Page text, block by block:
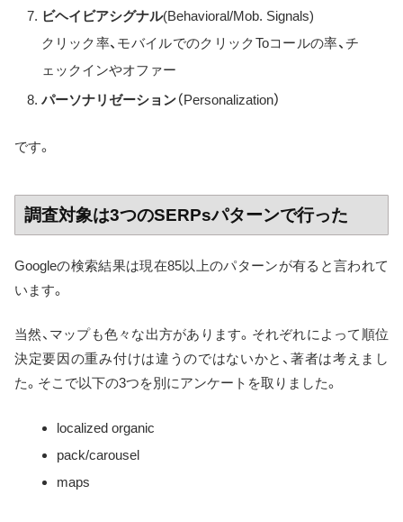
ビヘイビアシグナル(Behavioral/Mob. Signals)
クリック率、モバイルでのクリックToコールの率、チ
ェックインやオファー
パーソナリゼーション（Personalization）
です。
調査対象は3つのSERPsパターンで行った
Googleの検索結果は現在85以上のパターンが有ると言われて
います。
当然、マップも色々な出方があります。それぞれによって順位
決定要因の重み付けは違うのではないかと、著者は考えまし
た。そこで以下の3つを別にアンケートを取りました。
localized organic
pack/carousel
maps